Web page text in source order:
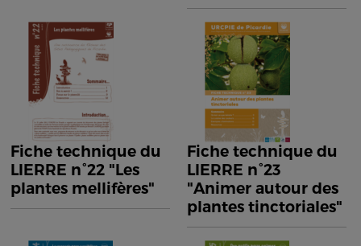
Fiche technique du
LIERRE n°22 "Les
plantes mellifères"
Fiche technique du
LIERRE n°23
"Animer autour des
plantes tinctoriales"